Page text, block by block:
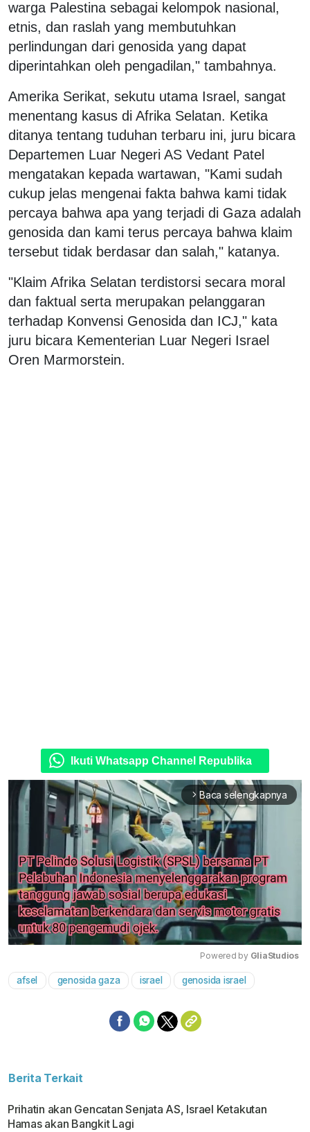
warga Palestina sebagai kelompok nasional,
etnis, dan raslah yang membutuhkan
perlindungan dari genosida yang dapat
diperintahkan oleh pengadilan," tambahnya.
Amerika Serikat, sekutu utama Israel, sangat
menentang kasus di Afrika Selatan. Ketika
ditanya tentang tuduhan terbaru ini, juru bicara
Departemen Luar Negeri AS Vedant Patel
mengatakan kepada wartawan, "Kami sudah
cukup jelas mengenai fakta bahwa kami tidak
percaya bahwa apa yang terjadi di Gaza adalah
genosida dan kami terus percaya bahwa klaim
tersebut tidak berdasar dan salah," katanya.
"Klaim Afrika Selatan terdistorsi secara moral
dan faktual serta merupakan pelanggaran
terhadap Konvensi Genosida dan ICJ," kata
juru bicara Kementerian Luar Negeri Israel
Oren Marmorstein.
Ikuti Whatsapp Channel Republika
arrow_forward_ios Baca selengkapnya
Mute
Powered by GliaStudios
afsel genosida gaza israel genosida israel
Berita Terkait
Prihatin akan Gencatan Senjata AS, Israel Ketakutan
Hamas akan Bangkit Lagi